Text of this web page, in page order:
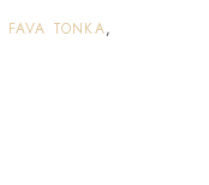
FAVA TONKA,